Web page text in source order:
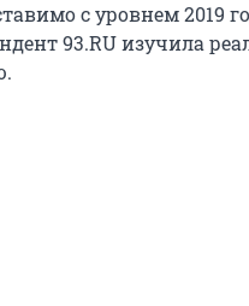
с уровнем 2019
93.RU изучила